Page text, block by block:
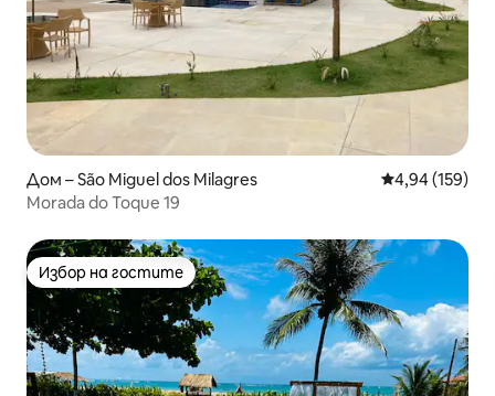
Дом – São Miguel dos Milagres Средна
4,94 (159)
Morada do Toque 19
Избор на гостите
Избор на гостите